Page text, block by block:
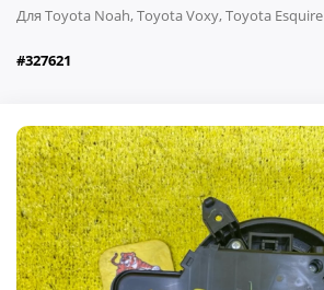
Для Toyota Noah, Toyota Voxy, Toyota Esquire
#327621